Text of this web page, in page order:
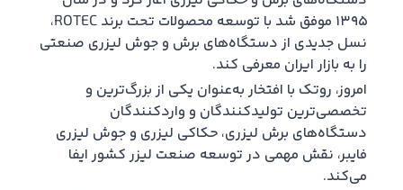
۱۳۹۵ موفق شد با توسعه محصولات تحت برند ROTEC،
نسل جدیدی از دستگاه‌های برش و جوش لیزری صنعتی
را به بازار ایران معرفی کند.
امروز، روتک با افتخار به‌عنوان یکی از بزرگ‌ترین و
تخصصی‌ترین تولیدکنندگان و واردکنندگان
دستگاه‌های برش لیزری، حکاکی لیزری و جوش لیزری
فایبر، نقش مهمی در توسعه صنعت لیزر کشور ایفا
می‌کند.